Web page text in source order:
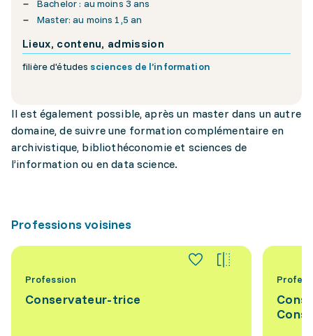
Bachelor : au moins 3 ans
Master: au moins 1,5 an
Lieux, contenu, admission
filière d'études sciences de l’information
Il est également possible, après un master dans un autre
domaine, de suivre une formation complémentaire en
archivistique, bibliothéconomie et sciences de
l’information ou en data science.
Professions voisines
Profession
Conservateur-trice